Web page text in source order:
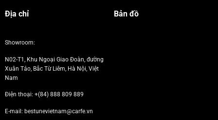
Địa chỉ
Showroom:
N02-T1, Khu Ngoại Giao Đoàn, đường
Xuân Tảo, Bắc Từ Liêm, Hà Nội, Việt
Nam
Điện thoại: +(84) 888 809 889
E-mail: bestunevietnam@carfe.vn
Bản đồ